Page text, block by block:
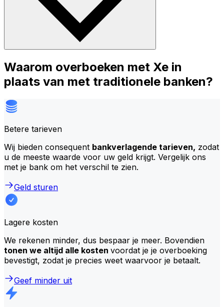
Waarom overboeken met Xe in
plaats van met traditionele banken?
Betere tarieven
Wij bieden consequent bankverlagende tarieven, zodat
u de meeste waarde voor uw geld krijgt. Vergelijk ons
met je bank om het verschil te zien.
Geld sturen
Lagere kosten
We rekenen minder, dus bespaar je meer. Bovendien
tonen we altijd alle kosten voordat je je overboeking
bevestigt, zodat je precies weet waarvoor je betaalt.
Geef minder uit